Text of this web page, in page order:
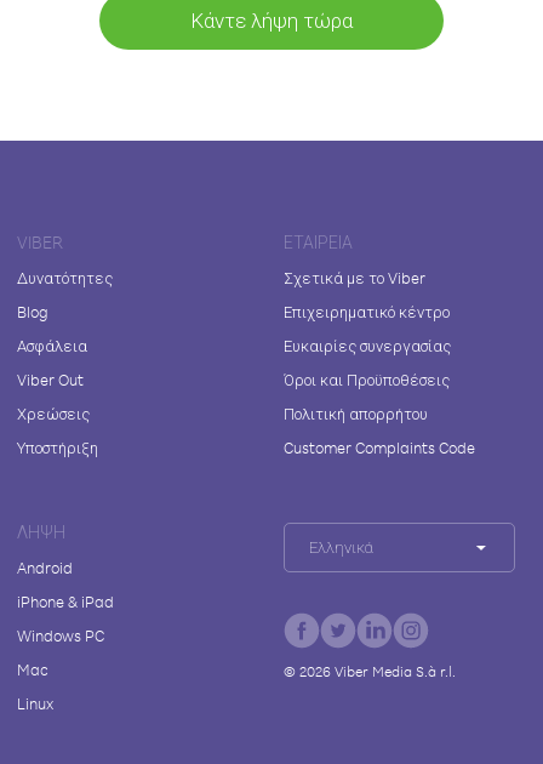
Κάντε λήψη τώρα
VIBER
Δυνατότητες
Blog
Ασφάλεια
Viber Out
Χρεώσεις
Υποστήριξη
ΕΤΑΙΡΕΊΑ
Σχετικά με το Viber
Επιχειρηματικό κέντρο
Ευκαιρίες συνεργασίας
Όροι και Προϋποθέσεις
Πολιτική απορρήτου
Customer Complaints Code
ΛΉΨΗ
Android
iPhone & iPad
Windows PC
Mac
Linux
Ελληνικά
© 2026Viber Media S.à r.l.